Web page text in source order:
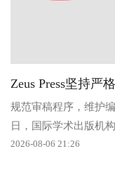
Zeus Press坚持严
规范审稿程序，维护
日，国际学术出版机
的长期承诺：出版社旗
2026-08-06 21:26